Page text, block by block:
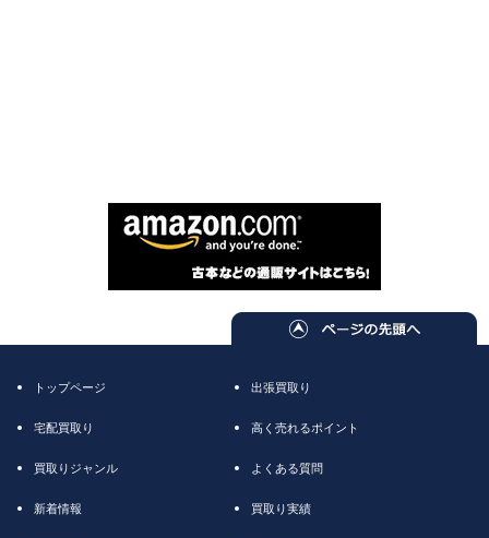
トップページ 出張買取り
宅配買取り 高く売れるポイント
買取りジャンル よくある質問
新着情報 買取り実績